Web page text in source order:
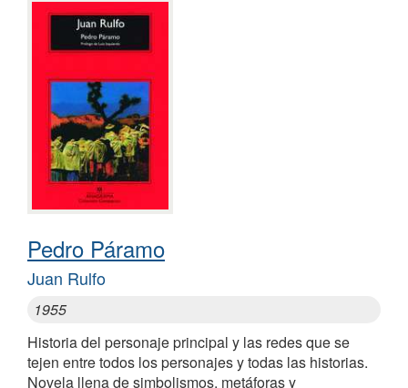
Pedro Páramo
Juan Rulfo
1955
Historia del personaje principal y las redes que se
tejen entre todos los personajes y todas las historias.
Novela llena de simbolismos, metáforas y